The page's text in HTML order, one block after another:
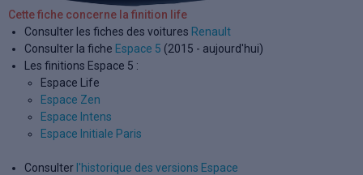
Cette fiche concerne la finition life
Consulter les fiches des voitures Renault
Consulter la fiche Espace 5 (2015 - aujourd'hui)
Les finitions Espace 5 :
Espace Life
Espace Zen
Espace Intens
Espace Initiale Paris
Consulter l'historique des versions Espace